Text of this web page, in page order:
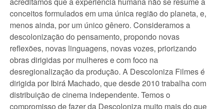
conceitos formulados em uma única região do planeta, e,
menos ainda, por um único gênero. Consideramos a
descolonização do pensamento, propondo novas
reflexões, novas linguagens, novas vozes, priorizando
obras dirigidas por mulheres e com foco na
desregionalização da produção. A Descoloniza Filmes é
dirigida por Ibirá Machado, que desde 2010 trabalha com
distribuição de cinema independente. Temos o
compromisso de fazer da Descoloniza muito mais do que